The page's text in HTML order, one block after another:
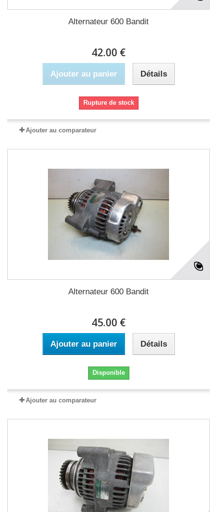
Alternateur 600 Bandit
42.00 €
Ajouter au panier Détails
Rupture de stock
Ajouter au comparateur
Alternateur 600 Bandit
45.00 €
Ajouter au panier Détails
Disponible
Ajouter au comparateur